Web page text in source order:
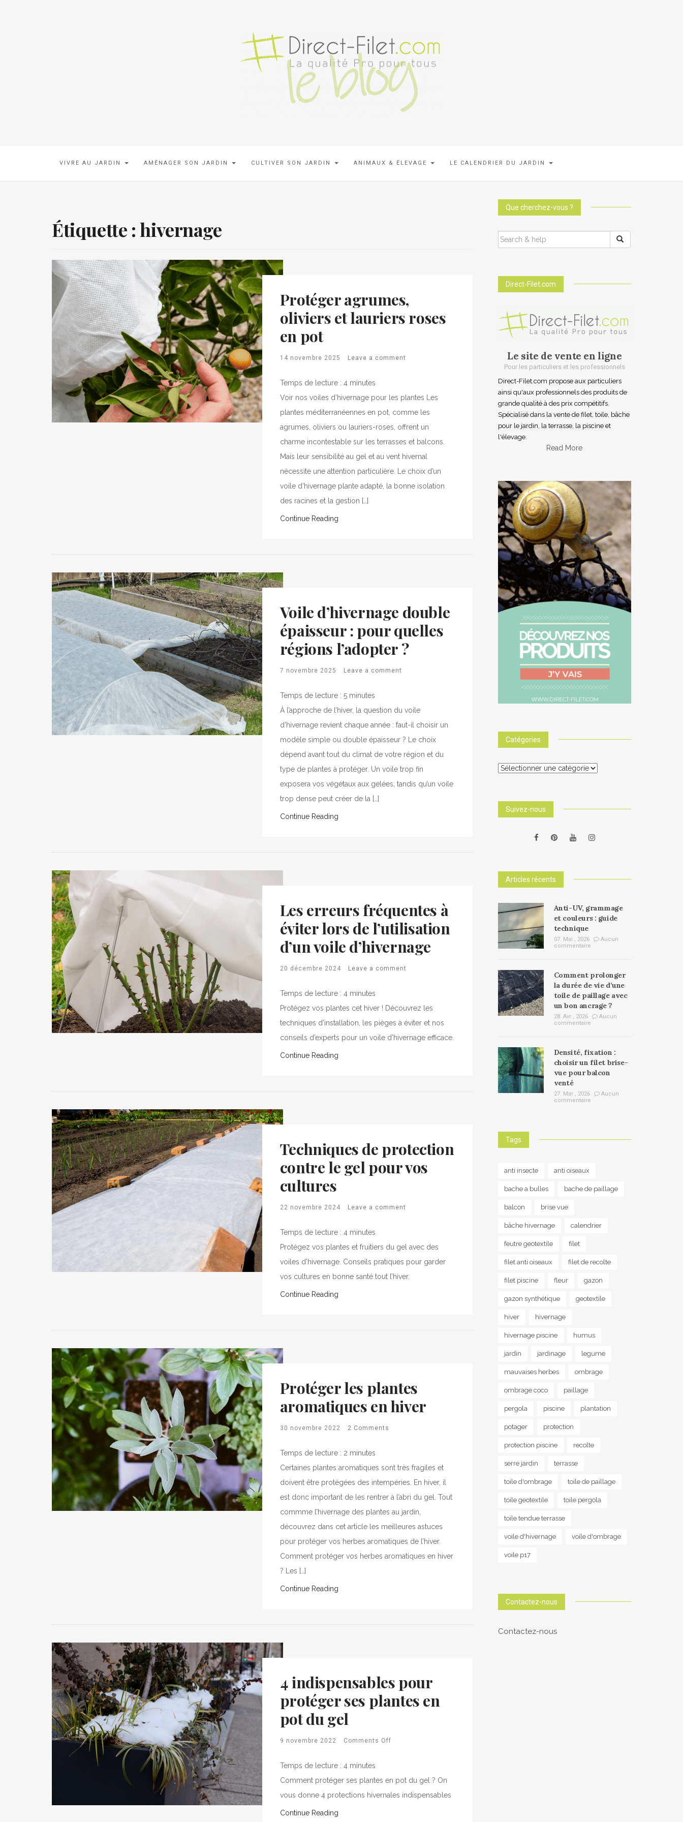
VIVRE AU JARDIN AMÉNAGER SON JARDIN CULTIVER SON JARDIN ANIMAUX & ÉLEVAGE LE CALENDRIER DU JARDIN
Étiquette :hivernage
Protéger agrumes,
oliviers et lauriers roses
en pot
14 novembre 2025 Leave a comment
Temps de lecture : 4 minutes
Voir nos voiles d’hivernage pour les plantes Les
plantes méditerranéennes en pot, comme les
agrumes, oliviers ou lauriers-roses, offrent un
charme incontestable sur les terrasses et balcons.
Mais leur sensibilité au gel et au vent hivernal
nécessite une attention particulière. Le choix d’un
voile d’hivernage plante adapté, la bonne isolation
des racines et la gestion […]
Continue Reading
Voile d’hivernage double
épaisseur : pour quelles
régions l’adopter ?
7 novembre 2025 Leave a comment
Temps de lecture : 5 minutes
À l’approche de l’hiver, la question du voile
d’hivernage revient chaque année : faut-il choisir un
modèle simple ou double épaisseur ? Le choix
dépend avant tout du climat de votre région et du
type de plantes à protéger. Un voile trop fin
exposera vos végétaux aux gelées, tandis qu’un voile
trop dense peut créer de la […]
Continue Reading
Les erreurs fréquentes à
éviter lors de l’utilisation
d’un voile d’hivernage
20 décembre 2024 Leave a comment
Temps de lecture : 4 minutes
Protégez vos plantes cet hiver ! Découvrez les
techniques d’installation, les pièges à éviter et nos
conseils d’experts pour un voile d’hivernage efficace.
Continue Reading
Techniques de protection
contre le gel pour vos
cultures
22 novembre 2024 Leave a comment
Temps de lecture : 4 minutes
Protégez vos plantes et fruitiers du gel avec des
voiles d’hivernage. Conseils pratiques pour garder
vos cultures en bonne santé tout l’hiver.
Continue Reading
Protéger les plantes
aromatiques en hiver
30 novembre 2022 2 Comments
Temps de lecture : 2 minutes
Certaines plantes aromatiques sont très fragiles et
doivent être protégées des intempéries. En hiver, il
est donc important de les rentrer à l’abri du gel. Tout
commme l’hivernage des plantes au jardin,
découvrez dans cet article les meilleures astuces
pour protéger vos herbes aromatiques de l’hiver.
Comment protéger vos herbes aromatiques en hiver
? Les […]
Continue Reading
4 indispensables pour
protéger ses plantes en
pot du gel
9 novembre 2022 Comments Off
Temps de lecture : 4 minutes
Comment protéger ses plantes en pot du gel ? On
vous donne 4 protections hivernales indispensables
Continue Reading
Que cherchez-vous ?
SEARCH
FOR:
Direct-Filet.com
Le site de vente en ligne
Pour les particuliers et les professionnels
Direct-Filet.com propose aux particuliers
ainsi qu'aux professionnels des produits de
grande qualité à des prix compétitifs.
Spécialisé dans la vente de filet, toile, bâche
pour le jardin, la terrasse, la piscine et
l'élevage.
Read More
Catégories
Catégories
Suivez-nous
Articles récents
Anti-UV, grammage
et couleurs : guide
technique
07. Mai , 2026
Aucun
commentaire
Comment prolonger
la durée de vie d’une
toile de paillage avec
un bon ancrage ?
28. Avr , 2026
Aucun
commentaire
Densité, fixation :
choisir un filet brise-
vue pour balcon
venté
27. Mar , 2026
Aucun
commentaire
Tags
anti insecte anti oiseaux
bache a bulles bache de paillage
balcon brise vue
bâche hivernage calendrier
feutre geotextile filet
filet anti oiseaux filet de recolte
filet piscine fleur gazon
gazon synthétique geotextile
hiver hivernage
hivernage piscine humus
jardin jardinage legume
mauvaises herbes ombrage
ombrage coco paillage
pergola piscine plantation
potager protection
protection piscine recolte
serre jardin terrasse
toile d'ombrage toile de paillage
toile geotextile toile pergola
toile tendue terrasse
voile d'hivernage voile d'ombrage
voile p17
Contactez-nous
Contactez-nous